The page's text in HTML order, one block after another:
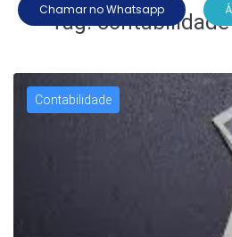
Chamar no Whatsapp
Tag:contabilidade
Contabilidade